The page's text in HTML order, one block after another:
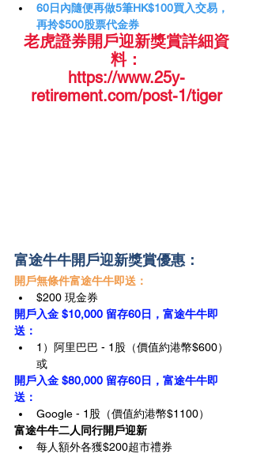
60日內隨便再做5筆HK$100買入交易，
再拎$500股票代金券
老虎證券開戶迎新獎賞詳細資
料：
https://www.25y-
retirement.com/post-1/tiger
富途牛牛開戶迎新獎賞優惠：
開戶無條件富途牛牛即送：
$200 現金券
開戶入金 $10,000 留存60日，富途牛牛即
送：
1）阿里巴巴 - 1股（價值約港幣$600）
或
開戶入金 $80,000 留存60日，富途牛牛即
送：
Google - 1股（價值約港幣$1100）
富途牛牛二人同行開戶迎新
每人額外各獲$200超市禮券